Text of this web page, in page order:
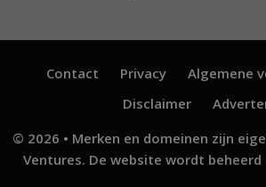
Contact Privacy
Algemene
Disclaimer
© 2026 • Merken en domeinen zijn
Ventures. De website wordt